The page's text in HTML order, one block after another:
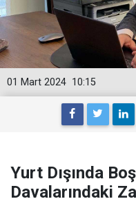
10:15
01 Mart 2024
Yurt Dışında
Davalarındaki